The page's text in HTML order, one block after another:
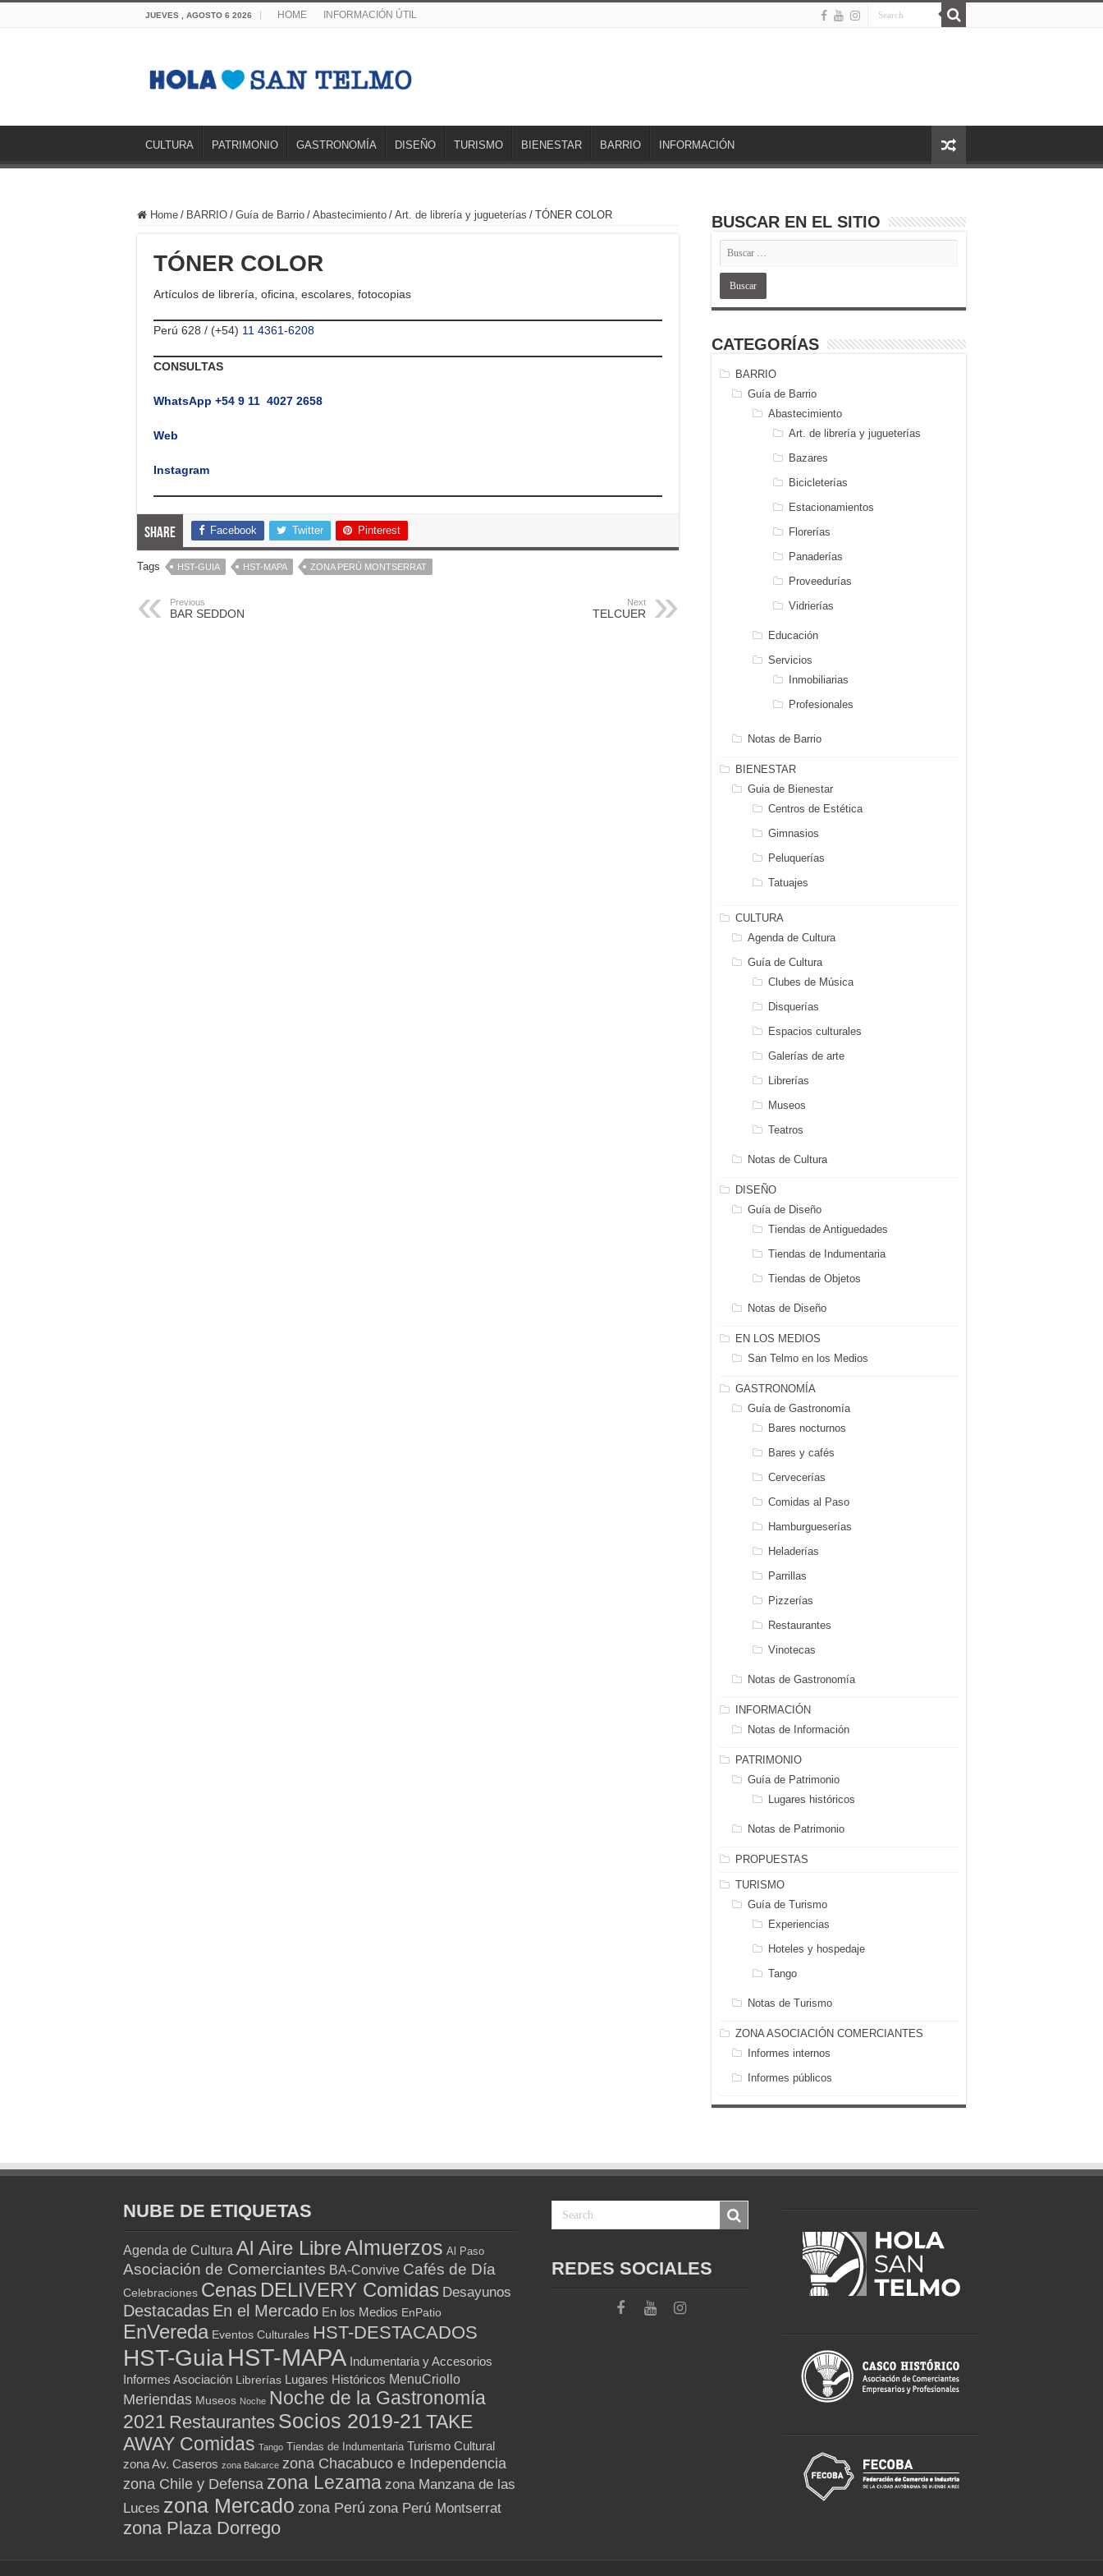
JUEVES , AGOSTO 6 2026 HOME INFORMACIÓN ÚTIL
CULTURA PATRIMONIO GASTRONOMÍA DISEÑO TURISMO BIENESTAR BARRIO INFORMACIÓN
Home / BARRIO / Guía de Barrio / Abastecimiento / Art. de librería y jugueterías / TÓNER COLOR
TÓNER COLOR
Artículos de librería, oficina, escolares, fotocopias
Perú 628 / (+54) 11 4361-6208
CONSULTAS
WhatsApp +54 9 11 4027 2658
Web
Instagram
Share Facebook Twitter Pinterest
Tags HST-GUIA HST-MAPA ZONA PERÚ MONTSERRAT
Previous
BAR SEDDON
Next
TELCUER
BUSCAR EN EL SITIO
CATEGORÍAS
BARRIO
Guía de Barrio
Abastecimiento
Art. de librería y jugueterías
Bazares
Bicicleterías
Estacionamientos
Florerías
Panaderías
Proveedurías
Vidrierías
Educación
Servicios
Inmobiliarias
Profesionales
Notas de Barrio
BIENESTAR
Guia de Bienestar
Centros de Estética
Gimnasios
Peluquerías
Tatuajes
CULTURA
Agenda de Cultura
Guía de Cultura
Clubes de Música
Disquerías
Espacios culturales
Galerías de arte
Librerías
Museos
Teatros
Notas de Cultura
DISEÑO
Guía de Diseño
Tiendas de Antiguedades
Tiendas de Indumentaria
Tiendas de Objetos
Notas de Diseño
EN LOS MEDIOS
San Telmo en los Medios
GASTRONOMÍA
Guía de Gastronomía
Bares nocturnos
Bares y cafés
Cervecerías
Comidas al Paso
Hamburgueserías
Heladerías
Parrillas
Pizzerías
Restaurantes
Vinotecas
Notas de Gastronomía
INFORMACIÓN
Notas de Información
PATRIMONIO
Guía de Patrimonio
Lugares históricos
Notas de Patrimonio
PROPUESTAS
TURISMO
Guía de Turismo
Experiencias
Hoteles y hospedaje
Tango
Notas de Turismo
ZONA ASOCIACIÓN COMERCIANTES
Informes internos
Informes públicos
NUBE DE ETIQUETAS
Agenda de Cultura Al Aire LibreAlmuerzos Al Paso
Asociación de Comerciantes BA-Convive Cafés de Día
Celebraciones Cenas DELIVERY Comidas Desayunos
Destacadas En el Mercado En los Medios EnPatio
EnVereda Eventos Culturales HST-DESTACADOS
HST-Guia HST-MAPA Indumentaria y Accesorios
Informes Asociación Librerías Lugares Históricos MenuCriollo
Meriendas Museos Noche Noche de la Gastronomía
2021 Restaurantes Socios 2019-21TAKE
AWAY Comidas Tango Tiendas de Indumentaria Turismo Cultural
zona Av. Caseros zona Balcarce zona Chacabuco e Independencia
zona Chile y Defensa zona Lezama zona Manzana de las
Luces zona Mercado zona Perú zona Perú Montserrat
zona Plaza Dorrego
REDES SOCIALES